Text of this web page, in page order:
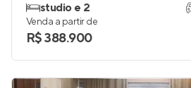
studio e 2
Venda a partir de
R$ 388.900